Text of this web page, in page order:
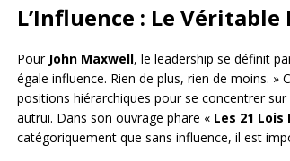
L’Influence : Le
Pour John Maxwell, le leadership se définit
égale influence. Rien de plus, rien de moins.
positions hiérarchiques pour se concentrer
autrui. Dans son ouvrage phare « Les 21
catégoriquement que sans influence, il est